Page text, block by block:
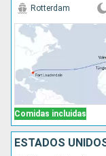
Comidas incluidas
Rotterdam